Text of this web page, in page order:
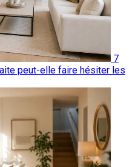
7
peut-elle faire hésiter les